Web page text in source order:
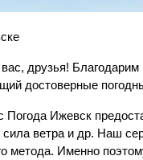
друзья!
достоверные
Погода Ижевск
сила ветра и др. Наш
метода. Именно